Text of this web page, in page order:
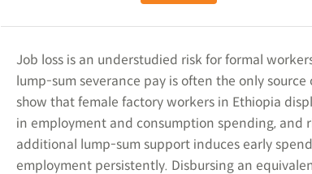
Job loss is an understudied risk for formal
lump-sum severance pay is often the only
show that female factory workers in Ethiopia
in employment and consumption spending, and
additional lump-sum support induces early
employment persistently. Disbursing an